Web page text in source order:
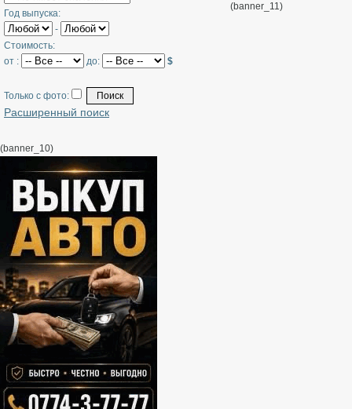
Год выпуска:
-
Стоимость:
от :
до: $
Только с фото:
Расширенный поиск
(banner_10)
(banner_11)